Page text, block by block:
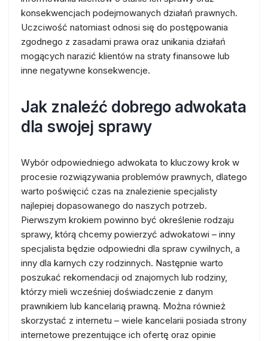
konsekwencjach podejmowanych działań prawnych.
Uczciwość natomiast odnosi się do postępowania
zgodnego z zasadami prawa oraz unikania działań
mogących narazić klientów na straty finansowe lub
inne negatywne konsekwencje.
Jak znaleźć dobrego adwokata
dla swojej sprawy
Wybór odpowiedniego adwokata to kluczowy krok w
procesie rozwiązywania problemów prawnych, dlatego
warto poświęcić czas na znalezienie specjalisty
najlepiej dopasowanego do naszych potrzeb.
Pierwszym krokiem powinno być określenie rodzaju
sprawy, którą chcemy powierzyć adwokatowi – inny
specjalista będzie odpowiedni dla spraw cywilnych, a
inny dla karnych czy rodzinnych. Następnie warto
poszukać rekomendacji od znajomych lub rodziny,
którzy mieli wcześniej doświadczenie z danym
prawnikiem lub kancelarią prawną. Można również
skorzystać z internetu – wiele kancelarii posiada strony
internetowe prezentujące ich ofertę oraz opinie